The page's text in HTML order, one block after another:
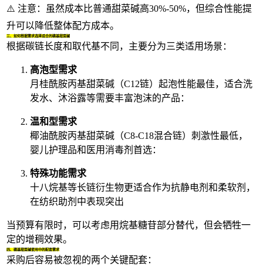
⚠️ 注意：虽然成本比普通甜菜碱高30%-50%，但综合性能提
升可以降低整体配方成本。
三、如何根据需求选择适合的磺基甜菜碱
根据碳链长度和取代基不同，主要分为三类适用场景：
高泡型需求
月桂酰胺丙基甜菜碱（C12链）起泡性能最佳，适合洗
发水、沐浴露等需要丰富泡沫的产品：
温和型需求
椰油酰胺丙基甜菜碱（C8-C18混合链）刺激性最低，
婴儿护理品和医用消毒剂首选：
特殊功能需求
十八烷基等长链衍生物更适合作为抗静电剂和柔软剂，
在纺织助剂中表现突出
当预算有限时，可以考虑用烷基糖苷部分替代，但会牺牲一
定的增稠效果。
四、磺基甜菜碱使用中的配套需求
采购后容易被忽视的两个关键配套：